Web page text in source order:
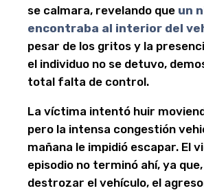
se calmara, revelando que un
encontraba al interior del
pesar de los gritos y la
el individuo no se detuvo,
total falta de control.
La víctima intentó huir
pero la intensa congestión
mañana le impidió escapar. El
episodio no terminó ahí, ya
destrozar el vehículo, el